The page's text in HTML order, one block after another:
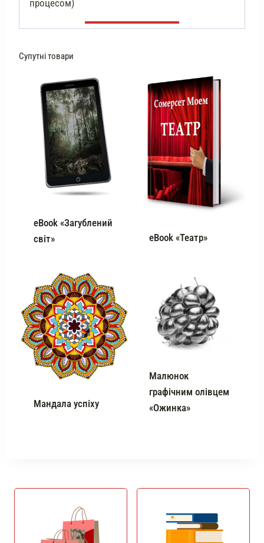
процесом)
Супутні товари
eBook «Загублений
світ»
eBook «Театр»
Мандала успіху
Малюнок
графічним олівцем
«Ожинка»